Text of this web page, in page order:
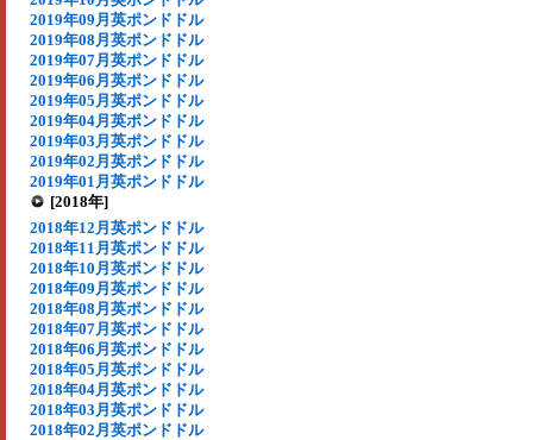
2019年09月英ポンドドル
2019年08月英ポンドドル
2019年07月英ポンドドル
2019年06月英ポンドドル
2019年05月英ポンドドル
2019年04月英ポンドドル
2019年03月英ポンドドル
2019年02月英ポンドドル
2019年01月英ポンドドル
[2018年]
2018年12月英ポンドドル
2018年11月英ポンドドル
2018年10月英ポンドドル
2018年09月英ポンドドル
2018年08月英ポンドドル
2018年07月英ポンドドル
2018年06月英ポンドドル
2018年05月英ポンドドル
2018年04月英ポンドドル
2018年03月英ポンドドル
2018年02月英ポンドドル